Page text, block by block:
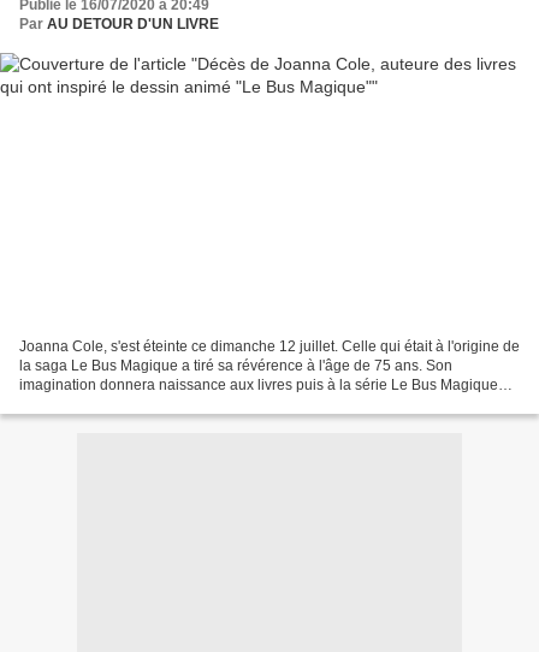
Publié le 16/07/2020 à 20:49
Par AU DETOUR D'UN LIVRE
Joanna Cole, s'est éteinte ce dimanche 12 juillet. Celle qui était à l'origine de
la saga Le Bus Magique a tiré sa révérence à l'âge de 75 ans. Son
imagination donnera naissance aux livres puis à la série Le Bus Magique